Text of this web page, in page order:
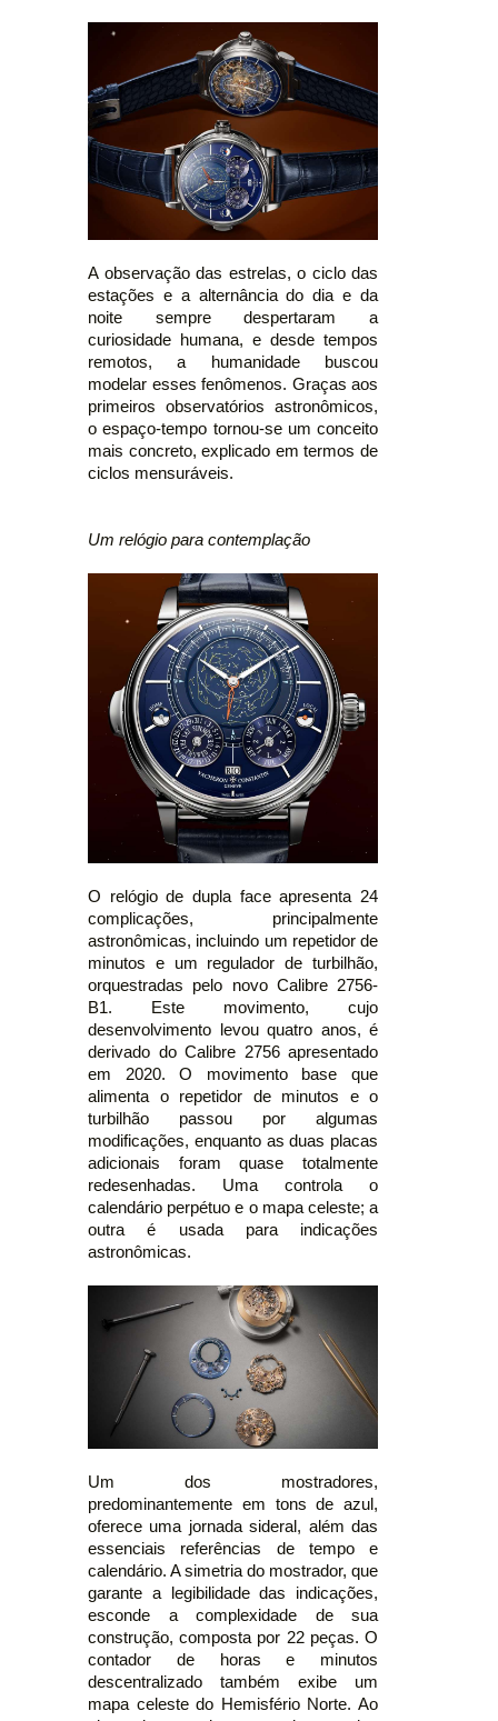
A observação das estrelas, o ciclo das
estações e a alternância do dia e da
noite sempre despertaram a
curiosidade humana, e desde tempos
remotos, a humanidade buscou
modelar esses fenômenos. Graças aos
primeiros observatórios astronômicos,
o espaço-tempo tornou-se um conceito
mais concreto, explicado em termos de
ciclos mensuráveis.
Um relógio para contemplação
O relógio de dupla face apresenta 24
complicações, principalmente
astronômicas, incluindo um repetidor de
minutos e um regulador de turbilhão,
orquestradas pelo novo Calibre 2756-
B1. Este movimento, cujo
desenvolvimento levou quatro anos, é
derivado do Calibre 2756 apresentado
em 2020. O movimento base que
alimenta o repetidor de minutos e o
turbilhão passou por algumas
modificações, enquanto as duas placas
adicionais foram quase totalmente
redesenhadas. Uma controla o
calendário perpétuo e o mapa celeste; a
outra é usada para indicações
astronômicas.
Um dos mostradores,
predominantemente em tons de azul,
oferece uma jornada sideral, além das
essenciais referências de tempo e
calendário. A simetria do mostrador, que
garante a legibilidade das indicações,
esconde a complexidade de sua
construção, composta por 22 peças. O
contador de horas e minutos
descentralizado também exibe um
mapa celeste do Hemisfério Norte. Ao